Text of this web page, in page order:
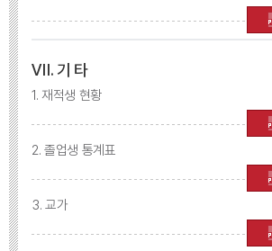
Ⅶ. 기 타
1. 재적생 현황
2. 졸업생 통계표
3. 교가